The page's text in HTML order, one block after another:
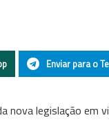
Enviar para o
nova legislação em